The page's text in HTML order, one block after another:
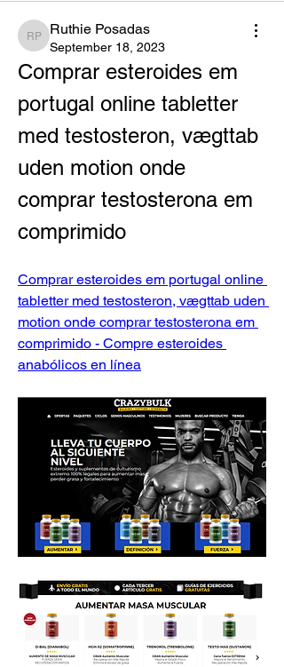
Ruthie Posadas
Ruthie Posadas
September 18, 2023
Comprar esteroides em
portugal online tabletter
med testosteron, vægttab
uden motion onde
comprar testosterona em
comprimido
Comprar esteroides em portugal online
tabletter med testosteron, vægttab uden
motion onde comprar testosterona em
comprimido - Compre esteroides
anabólicos en línea